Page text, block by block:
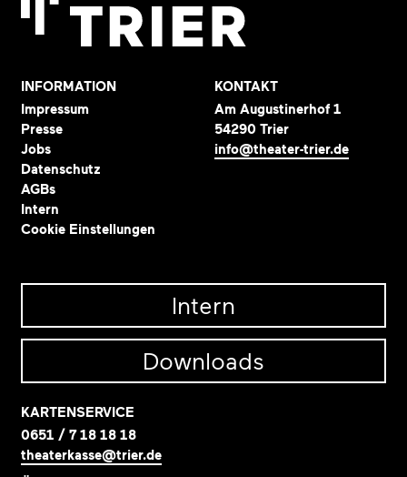
INFORMATION
Impressum
Presse
Jobs
Datenschutz
AGBs
Intern
Cookie Einstellungen
KONTAKT
Am Augustinerhof 1
54290 Trier
info@theater-trier.de
Intern
Downloads
KARTENSERVICE
0651 / 7 18 18 18
theaterkasse@trier.de